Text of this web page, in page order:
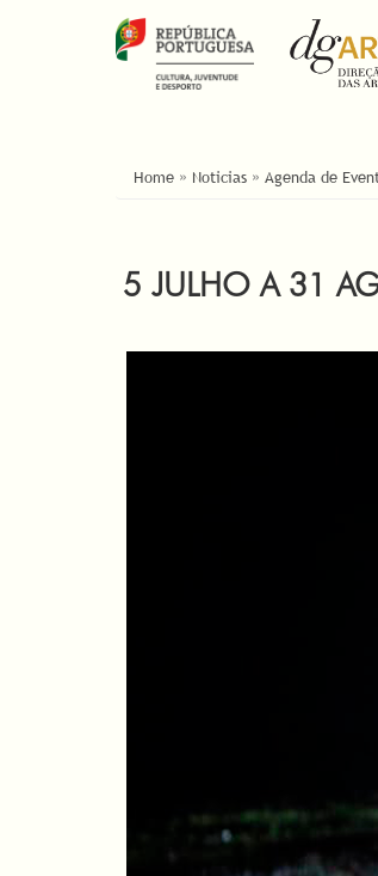
YOU ARE HERE
Home » Noticias » Agenda de
5 JULHO A 31